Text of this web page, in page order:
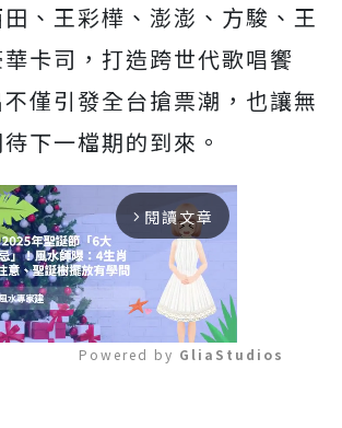
、王彩樺、澎澎、方駿、王
卡司，打造跨世代歌唱饗
僅引發全台搶票潮，也讓無
下一檔期的到來。
arrow_forward_ios 閱讀文章
Powered by GliaStudios